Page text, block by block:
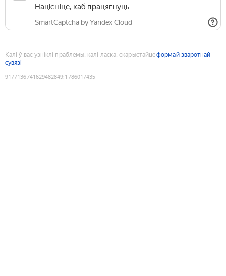
Націсніце, каб працягнуць
SmartCaptcha by Yandex Cloud
Калі ў вас узніклі праблемы, калі ласка, скарыстайцеформай зваротнай
сувязі
9177136741629482849:1786017435